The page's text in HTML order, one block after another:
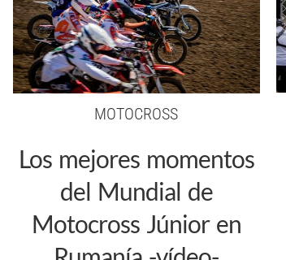
MOTOCROSS
Los mejores momentos
del Mundial de
Motocross Júnior en